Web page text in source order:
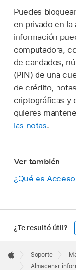
Puedes
en privado en
información
computadora,
de candados,
(PIN) de una
de crédito,
criptográficas y
quieres
las notas.
Ver también
¿Qué es
¿Te resultó útil?
Footer

Apple
Soporte
Almacenar